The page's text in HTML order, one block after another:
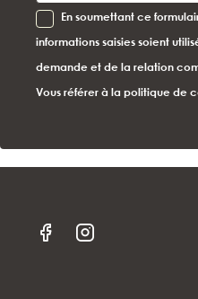
En soumettant ce
informations saisies soient
demande et de la relation
Vous référer à la politique de